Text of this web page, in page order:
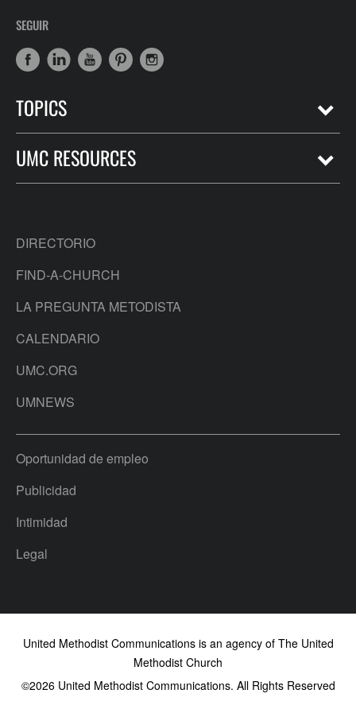
SEGUIR
TOPICS
UMC RESOURCES
DIRECTORIO
FIND-A-CHURCH
LA PREGUNTA METODISTA
CALENDARIO
UMC.ORG
UMNEWS
Oportunidad de empleo
Publicidad
Intimidad
Legal
United Methodist Communications is an agency of The United
Methodist Church
©2026United Methodist Communications. All Rights Reserved